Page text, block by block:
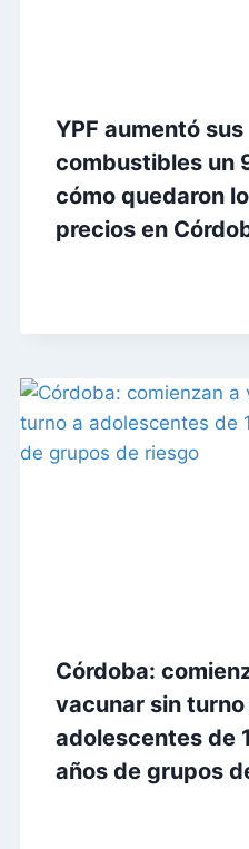
YPF aumentó sus
combustibles un
cómo quedaron
precios en
Córdoba:
vacunar sin turno
adolescentes de
años de grupos